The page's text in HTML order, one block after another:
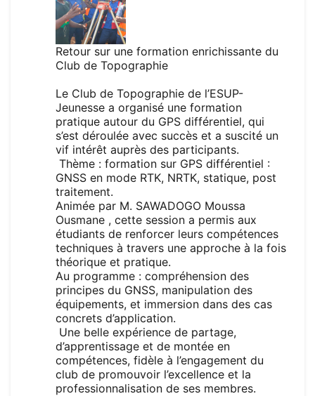
Retour sur une formation enrichissante du
Club de Topographie
Le Club de Topographie de l’ESUP-
Jeunesse a organisé une formation
pratique autour du GPS différentiel, qui
s’est déroulée avec succès et a suscité un
vif intérêt auprès des participants.
Thème : formation sur GPS différentiel :
GNSS en mode RTK, NRTK, statique, post
traitement.
Animée par M. SAWADOGO Moussa
Ousmane , cette session a permis aux
étudiants de renforcer leurs compétences
techniques à travers une approche à la fois
théorique et pratique.
Au programme : compréhension des
principes du GNSS, manipulation des
équipements, et immersion dans des cas
concrets d’application.
Une belle expérience de partage,
d’apprentissage et de montée en
compétences, fidèle à l’engagement du
club de promouvoir l’excellence et la
professionnalisation de ses membres.